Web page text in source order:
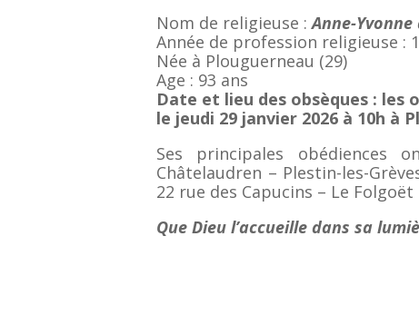
Nom de religieuse :Anne-
Année de profession religieuse :
Née à Plouguerneau (29)
Age : 93 ans
Date et lieu des obsèques : les
le jeudi 29 janvier 2026 à 10h à
Ses principales
Châtelaudren – Plestin-les-
22 rue des Capucins – Le Folgoët
Que Dieu l’accueille dans sa